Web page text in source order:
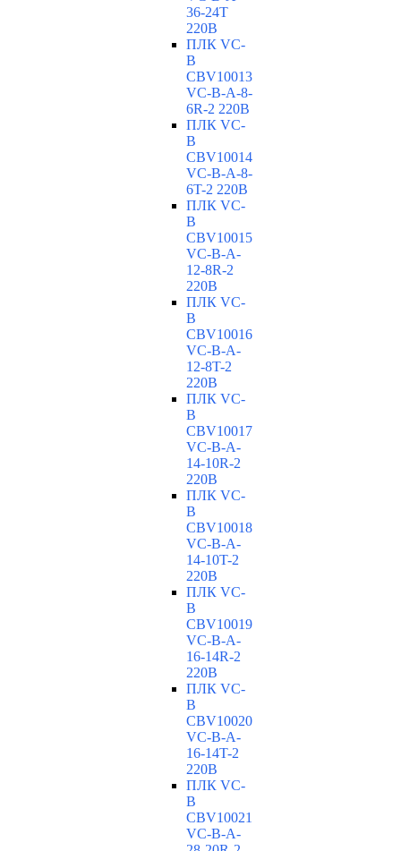
36-24T
220В
ПЛК VC-
B
CBV10013
VC-В-A-8-
6R-2 220В
ПЛК VC-
B
CBV10014
VC-В-A-8-
6T-2 220В
ПЛК VC-
B
CBV10015
VC-В-A-
12-8R-2
220В
ПЛК VC-
B
CBV10016
VC-В-A-
12-8T-2
220В
ПЛК VC-
B
CBV10017
VC-В-A-
14-10R-2
220В
ПЛК VC-
B
CBV10018
VC-В-A-
14-10T-2
220В
ПЛК VC-
B
CBV10019
VC-В-A-
16-14R-2
220В
ПЛК VC-
B
CBV10020
VC-В-A-
16-14T-2
220В
ПЛК VC-
B
CBV10021
VC-В-A-